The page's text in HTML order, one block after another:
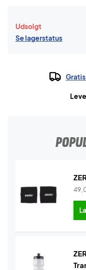
Udsolgt
Se lagerstatus